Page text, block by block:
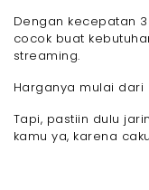
Dengan kecepatan
cocok buat
streaming.
Harganya mulai dari
Tapi, pastiin dulu
kamu ya, karena